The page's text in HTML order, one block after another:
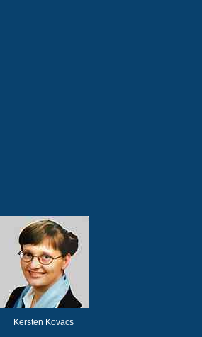
Kersten Kovacs